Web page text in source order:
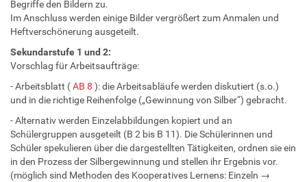
Begriffe den Bildern zu.
Im Anschluss werden einige Bilder vergrößert zum Anmalen und
Heftverschönerung ausgeteilt.
Sekundarstufe 1 und 2:
Vorschlag für Arbeitsaufträge:
- Arbeitsblatt (AB 8 ): die Arbeitsabläufe werden diskutiert (s.o.)
und in die richtige Reihenfolge („Gewinnung von Silber“) gebracht.
- Alternativ werden Einzelabbildungen kopiert und an
Schülergruppen ausgeteilt (B 2 bis B 11). Die Schülerinnen und
Schüler spekulieren über die dargestellten Tätigkeiten, ordnen sie ein
in den Prozess der Silbergewinnung und stellen ihr Ergebnis vor.
(möglich sind Methoden des Kooperatives Lernens: Einzeln →